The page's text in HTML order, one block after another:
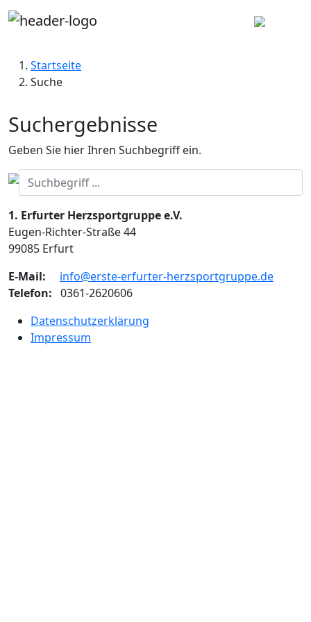
Startseite
Suche
Suchergebnisse
Geben Sie hier Ihren Suchbegriff ein.
1. Erfurter Herzsportgruppe e.V.
Eugen-Richter-Straße 44
99085 Erfurt
E-Mail:
info@erste-erfurter-herzsportgruppe.de
Telefon: 0361-2620606
Datenschutzerklärung
Impressum